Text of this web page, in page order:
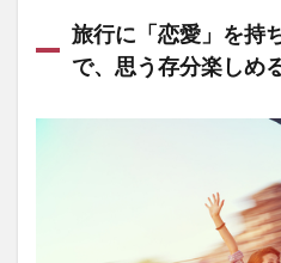
旅行に「恋愛」を持
で、思う存分楽しめ